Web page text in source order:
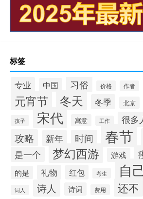
标签
专业 中国 习俗 价格 作者
元宵节 冬天 冬季 北京
孩子 宋代 寓意 工作 很多
攻略 新年 时间 春节
是一个 梦幻西游 游戏
的是 礼物 红包 考生 自
词人 诗人 诗词 费用 还不